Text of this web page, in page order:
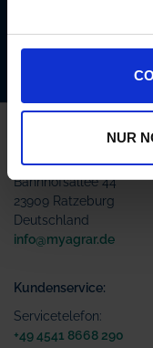
NUR
AgrarOnline GmbH
Bahnhofsallee 44
23909 Ratzeburg
Deutschland
info@myagrar.de
Kundenservice:
Servicetelefon:
+49 4541 8668 290